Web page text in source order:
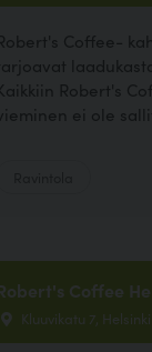
Coffee-
Robert's
ei ole
Coffee
Kluuvikatu 7, Helsinki